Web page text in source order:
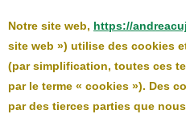
Notre site web, https://
site web ») utilise des cookies
(par simplification, toutes ces
par le terme « cookies »). Des
par des tierces parties que